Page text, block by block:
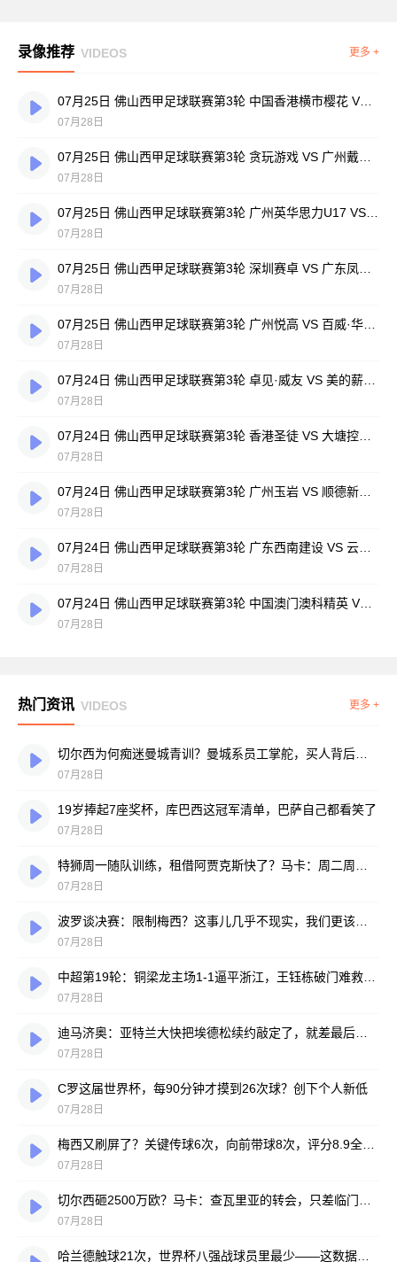
录像推荐 VIDEOS 更多 +
07月25日 佛山西甲足球联赛第3轮 中国香港横市樱花 VS 吉图省实青年 全场录像
07月28日
07月28日
07月28日
07月28日
07月28日
07月28日
07月28日
07月28日
07月28日
07月24日 佛山西甲足球联赛第3轮 中国澳门澳科精英 VS 藝品高國際 全场录像
07月28日
热门资讯 VIDEOS 更多 +
07月28日
19岁捧起7座奖杯，库巴西这冠军清单，巴萨自己都看笑了
07月28日
07月28日
07月28日
07月28日
07月28日
C罗这届世界杯，每90分钟才摸到26次球？创下个人新低
07月28日
07月28日
07月28日